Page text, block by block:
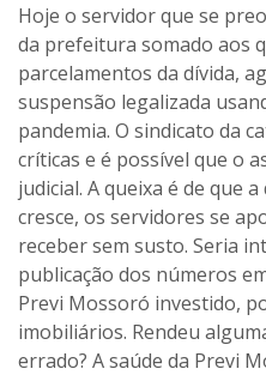
Hoje o servidor que se
da prefeitura somado aos
parcelamentos da dívida,
suspensão legalizada
pandemia. O sindicato da
críticas e é possível que o
judicial. A queixa é de que
cresce, os servidores se
receber sem susto. Seria
publicação dos números
Previ Mossoró investido,
imobiliários. Rendeu
errado? A saúde da Previ